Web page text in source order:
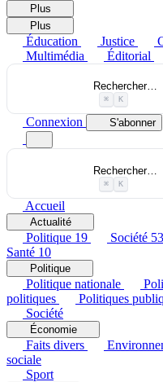
Plus
Plus
Éducation Justice
Multimédia
Éditorial
Rechercher…
⌘ K
Connexion S'abonner
Rechercher…
⌘ K
Accueil
Actualité
Politique 19 Société 53
Santé 10
Politique
Politique nationale
politiques
Politiques
Société
Économie
Faits divers
sociale
Sport